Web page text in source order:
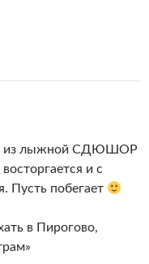
из лыжной СДЮШОР
и с
Пусть побегает
в Пирогово,